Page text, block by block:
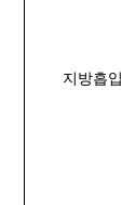
지방흡입